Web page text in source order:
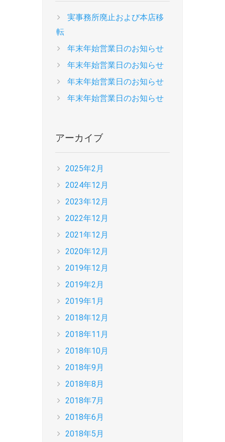
実事務所廃止および本店移
転
年末年始営業日のお知らせ
年末年始営業日のお知らせ
年末年始営業日のお知らせ
年末年始営業日のお知らせ
アーカイブ
2025年2月
2024年12月
2023年12月
2022年12月
2021年12月
2020年12月
2019年12月
2019年2月
2019年1月
2018年12月
2018年11月
2018年10月
2018年9月
2018年8月
2018年7月
2018年6月
2018年5月